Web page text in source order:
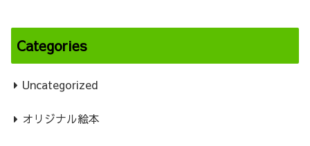
Categories
Uncategorized
オリジナル絵本